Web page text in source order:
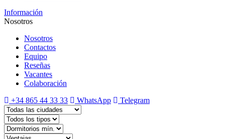
Información
Nosotros
Nosotros
Contactos
Equipo
Reseñas
Vacantes
Colaboración
+34 865 44 33 33
WhatsApp Telegram